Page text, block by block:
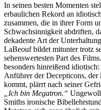
In seinen besten Momenten
erbaulichen Rekord an
zusammen, die in ihrer Form
Schwachsinnigkeit abdriften,
dekadente Art der
LaBeouf bildet mitunter trotz
sehenswertesten Part des
besonders hinreißend
Anführer der Decepticons,
kommt, plärrt nach seiner
„Ich bin Megatron.“
Smiths ironische